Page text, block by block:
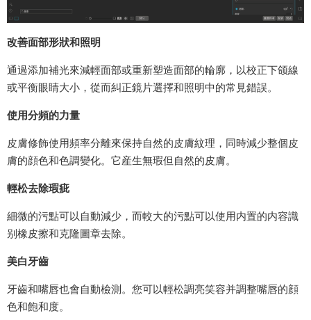
改善面部形狀和照明
通過添加補光來減輕面部或重新塑造面部的輪廓，以校正下颌線
或平衡眼睛大小，從而糾正鏡片選擇和照明中的常見錯誤。
使用分頻的力量
皮膚修飾使用頻率分離來保持自然的皮膚紋理，同時減少整個皮
膚的顔色和色調變化。它産生無瑕但自然的皮膚。
輕松去除瑕疵
細微的污點可以自動減少，而較大的污點可以使用内置的内容識
别橡皮擦和克隆圖章去除。
美白牙齒
牙齒和嘴唇也會自動檢測。您可以輕松調亮笑容并調整嘴唇的顔
色和飽和度。